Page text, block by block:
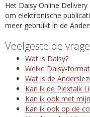
Het Daisy Online
om elektronische
meer gebruikt in de
Veelgestelde
Wat is Daisy?
Welke Daisy-
Wat is de
Kan ik de Plextalk
Kan ik ook met
Kan ik ook op de